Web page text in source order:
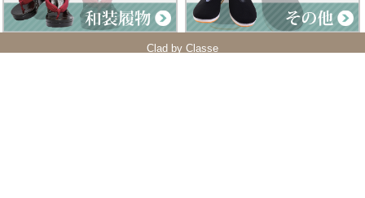
Clad by Classe